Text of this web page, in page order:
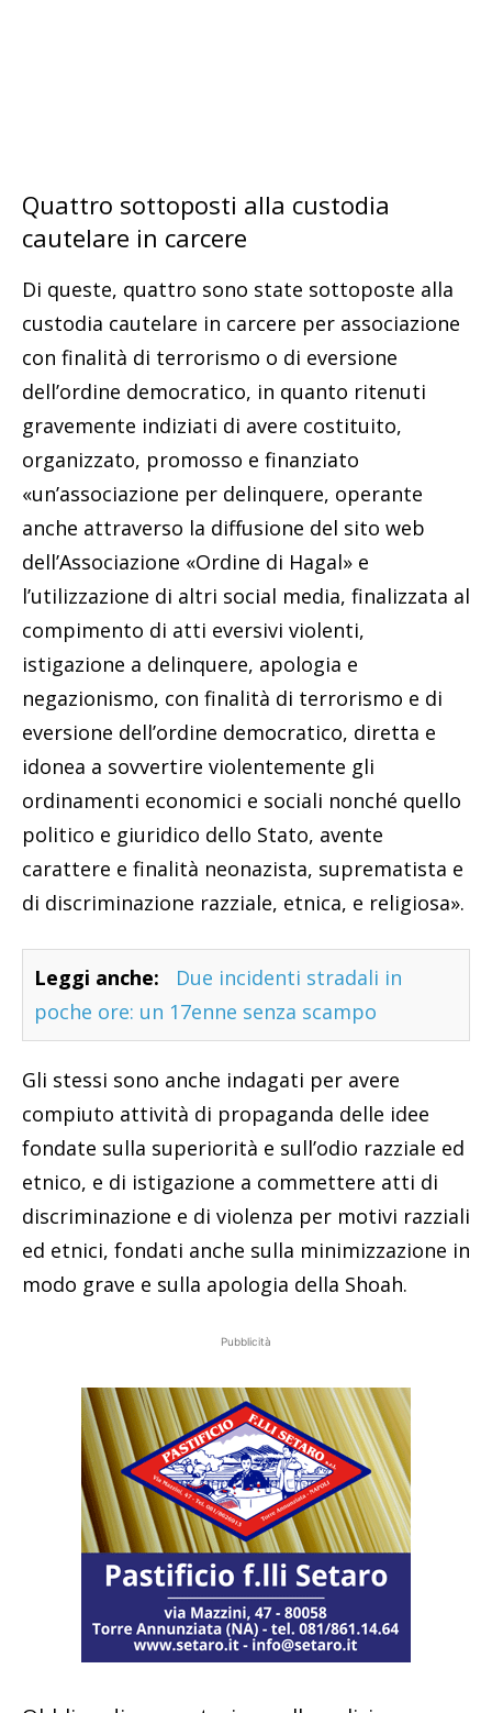
Quattro sottoposti alla custodia
cautelare in carcere
Di queste, quattro sono state sottoposte alla
custodia cautelare in carcere per associazione
con finalità di terrorismo o di eversione
dell’ordine democratico, in quanto ritenuti
gravemente indiziati di avere costituito,
organizzato, promosso e finanziato
«un’associazione per delinquere, operante
anche attraverso la diffusione del sito web
dell’Associazione «Ordine di Hagal» e
l’utilizzazione di altri social media, finalizzata al
compimento di atti eversivi violenti,
istigazione a delinquere, apologia e
negazionismo, con finalità di terrorismo e di
eversione dell’ordine democratico, diretta e
idonea a sovvertire violentemente gli
ordinamenti economici e sociali nonché quello
politico e giuridico dello Stato, avente
carattere e finalità neonazista, suprematista e
di discriminazione razziale, etnica, e religiosa».
Leggi anche:
Due incidenti stradali in
poche ore: un 17enne senza scampo
Gli stessi sono anche indagati per avere
compiuto attività di propaganda delle idee
fondate sulla superiorità e sull’odio razziale ed
etnico, e di istigazione a commettere atti di
discriminazione e di violenza per motivi razziali
ed etnici, fondati anche sulla minimizzazione in
modo grave e sulla apologia della Shoah.
Pubblicità